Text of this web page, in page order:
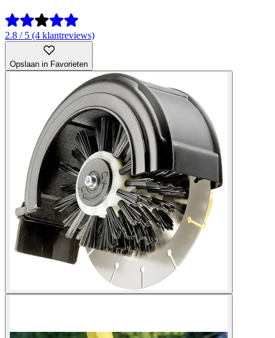
2.8 / 5 (4 klantreviews)
Opslaan in Favorieten